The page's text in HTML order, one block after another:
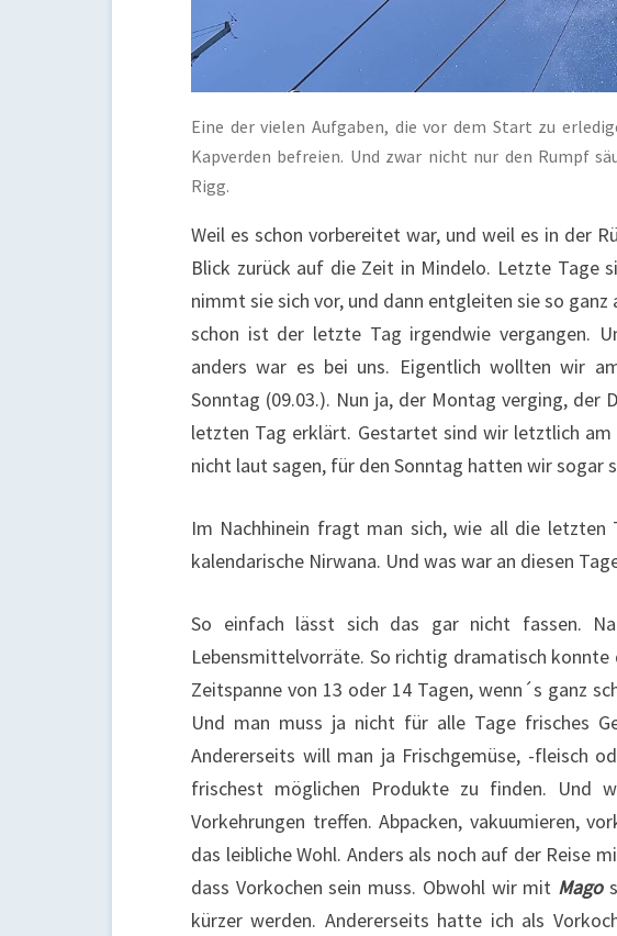
Eine der vielen Aufgaben, die vor dem Start zu
Kapverden befreien. Und zwar nicht nur den Rumpf
Rigg.
Weil es schon vorbereitet war, und weil es in der
Blick zurück auf die Zeit in Mindelo. Letzte Tage
nimmt sie sich vor, und dann entgleiten sie so
schon ist der letzte Tag irgendwie vergangen.
anders war es bei uns. Eigentlich wollten wir
Sonntag (09.03.). Nun ja, der Montag verging, der
letzten Tag erklärt. Gestartet sind wir letztlich
nicht laut sagen, für den Sonntag hatten wir sogar
Im Nachhinein fragt man sich, wie all die letzten
kalendarische Nirwana. Und was war an diesen
So einfach lässt sich das gar nicht fassen.
Lebensmittelvorräte. So richtig dramatisch konnte
Zeitspanne von 13 oder 14 Tagen, wenn´s ganz
Und man muss ja nicht für alle Tage frisches
Andererseits will man ja Frischgemüse, -fleisch
frischest möglichen Produkte zu finden. Und
Vorkehrungen treffen. Abpacken, vakuumieren,
das leibliche Wohl. Anders als noch auf der Reise
dass Vorkochen sein muss. Obwohl wir mit Mago
kürzer werden. Andererseits hatte ich als